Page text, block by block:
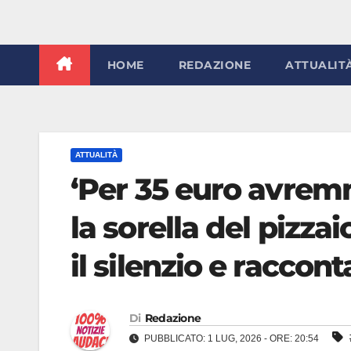
HOME REDAZIONE
ATTUALITÀ
‘Per 35 euro
la sorella del
il silenzio e
Di Redazione
PUBBLICATO: 1 LUG, 2026 - ORE: 20:54